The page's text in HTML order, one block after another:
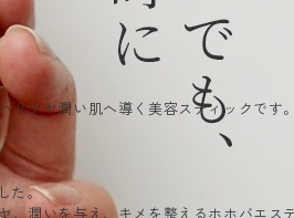
ツヤ潤い肌へ導く美容スティックです。
た。
潤いを与え、キメを整えるホホバエス